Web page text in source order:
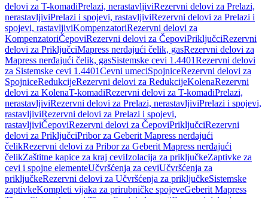
delovi za T-komadiPrelazi, nerastavljiviRezervni delovi za Prelazi,
nerastavljiviPrelazi i spojevi, rastavljiviRezervni delovi za Prelazi i
spojevi, rastavljiviKompenzatoriRezervni delovi za
KompenzatoriČepoviRezervni delovi za ČepoviPriključciRezervni
delovi za PriključciMapress nerđajući čelik, gasRezervni delovi za
Mapress nerđajući čelik, gasSistemske cevi 1.4401Rezervni delovi
za Sistemske cevi 1.4401Cevni umeciSpojniceRezervni delovi za
SpojniceRedukcijeRezervni delovi za RedukcijeKolenaRezervni
delovi za KolenaT-komadiRezervni delovi za T-komadiPrelazi,
nerastavljiviRezervni delovi za Prelazi, nerastavljiviPrelazi i spojevi,
rastavljiviRezervni delovi za Prelazi i spojevi,
rastavljiviČepoviRezervni delovi za ČepoviPriključciRezervni
delovi za PriključciPribor za Geberit Mapress nerđajući
čelikRezervni delovi za Pribor za Geberit Mapress nerđajući
čelikZaštitne kapice za kraj ceviIzolacija za priključkeZaptivke za
cevi i spojne elementeUčvršćenja za ceviUčvršćenja za
priključkeRezervni delovi za Učvršćenja za priključkeSistemske
zaptivkeKompleti vijaka za prirubničke spojeveGeberit Mapress